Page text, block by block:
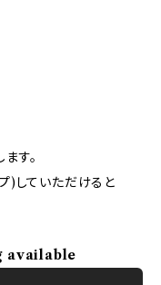
す。
)していただけると
available